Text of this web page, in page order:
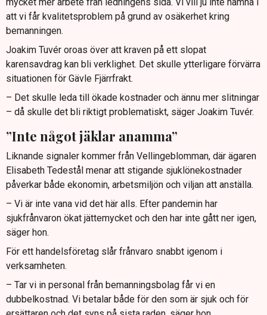
att vi får kvalitetsproblem på grund av osäkerhet kring
bemanningen.
Joakim Tuvér oroas över att kraven på ett slopat
karensavdrag kan bli verklighet. Det skulle ytterligare förvärra
situationen för Gävle Fjärrfrakt.
– Det skulle leda till ökade kostnader och ännu mer slitningar
– då skulle det bli riktigt problematiskt, säger Joakim Tuvér.
”Inte något jäklar anamma”
Liknande signaler kommer från Vellingeblomman, där ägaren
Elisabeth Tedestål menar att stigande sjuklönekostnader
påverkar både ekonomin, arbetsmiljön och viljan att anställa.
– Vi är inte vana vid det här alls. Efter pandemin har
sjukfrånvaron ökat jättemycket och den har inte gått ner igen,
säger hon.
För ett handelsföretag slår frånvaro snabbt igenom i
verksamheten.
– Tar vi in personal från bemanningsbolag får vi en
dubbelkostnad. Vi betalar både för den som är sjuk och för